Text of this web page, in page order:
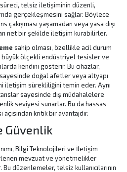
telsiz iletişiminin düzenli,
gerçekleşmesini sağlar. Böylece
çakışması yaşamadan veya yasa dışı
net bir şekilde iletişim kurabilirler.
sahip olması, özellikle acil durum
ölçekli endüstriyel tesisler ve
kendini gösterir. Bu cihazlar,
sayesinde doğal afetler veya altyapı
iletişim sürekliliğini temin eder. Aynı
sayesinde dış müdahalelere
seviyesi sunarlar. Bu da hassas
kritik bir avantajdır.
Güvenlik
Bilgi Teknolojileri ve İletişim
mevzuat ve yönetmelikler
düzenlemeler, telsiz kullanıcılarının